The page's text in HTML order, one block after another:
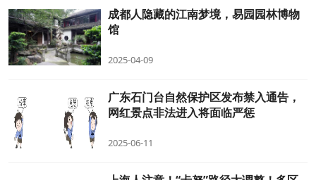
成都人隐藏的江南梦境，易园园林博物
馆
2025-04-09
广东石门台自然保护区发布禁入通告，
网红景点非法进入将面临严惩
2025-06-11